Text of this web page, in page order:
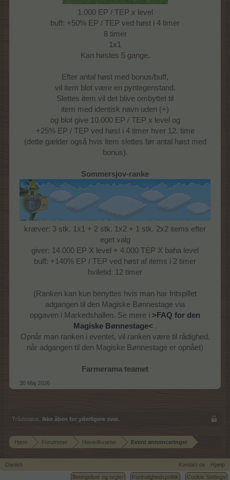
1.000 EP / TEP x level
buff: +50% EP / TEP ved høst i 4 timer
8 timer
1x1
Kan høstes 5 gange.
Efter antal høst med bonus/buff,
vil item blot være en pyntegenstand.
Slettes item vil det blive ombyttet til
item med identisk navn uden (+)
og blot give 10.000 EP / TEP x level og
+25% EP / TEP ved høst i 4 timer hver 12. time
(dette gælder også hvis item slettes før antal høst med
bonus).
Sommersjov-ranke
kræver: 3 stk. 1x1 + 2 stk. 1x2 + 1 stk. 2x2 items efter
eget valg
giver: 14.000 EP X level + 4.000 TEP X baha level
buff: +140% EP / TEP ved høst af items i 2 timer
hviletid: 12 timer
(Ranken kan kun benyttes hvis man har fritspillet
adgangen til den Magiske Bønnestage via
opgaven i Markedshallen. Se mere i >FAQ for den
Magiske Bønnestage< .
Opnår man ranken i eventet, vil ranken være til rådighed,
når adgangen til den Magiske Bønnestage er opnået)
Farmerama teamet
30 Maj 2026
Trådstatus: Ikke åben for yderligere svar.
Hjem Forummer Hovedkvarter Event annonceringer
Danish Kontakt os
Hjælp
Betingelser og regler
Fortrolighedspolitik Cookie Settings